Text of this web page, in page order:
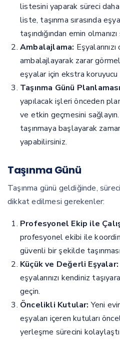
listesini yaparak süreci
liste, taşınma sırasında
taşındığından emin
Ambalajlama:
ambalajlayarak zarar
eşyalar için ekstra
Taşınma Günü
yapılacak işleri önceden
ve etkin geçmesini
taşınmaya başlayarak
yapabilirsiniz.
Taşınma Günü
Taşınma günü geldiğinde,
dikkat edilmesi gerekenler:
Profesyonel Ekip ile
profesyonel ekibi ile
güvenli bir şekilde
Küçük ve Değerli Eşyalar:
eşyalarınızı kendiniz
geçin.
Öncelikli Kutular: Yeni
eşyaları içeren kutuları
yerleşme sürecini